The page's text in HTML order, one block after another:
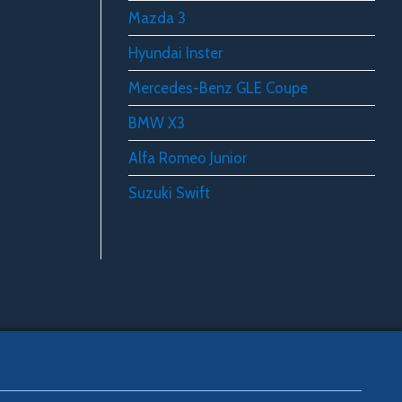
Mazda 3
Hyundai Inster
Mercedes-Benz GLE Coupe
BMW X3
Alfa Romeo Junior
Suzuki Swift